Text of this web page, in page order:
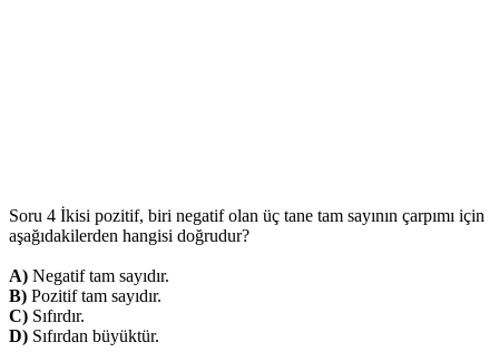
Soru 4 İkisi pozitif, biri negatif olan üç tane tam sayının çarpımı için
aşağıdakilerden hangisi doğrudur?
A) Negatif tam sayıdır.
B) Pozitif tam sayıdır.
C) Sıfırdır.
D) Sıfırdan büyüktür.